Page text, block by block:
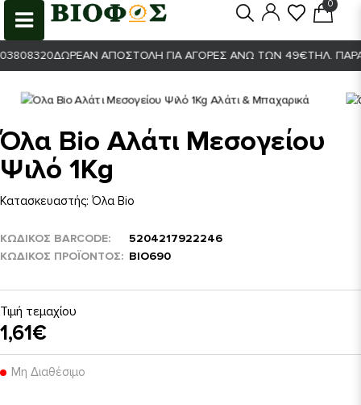
0
ΔΩΡΕΆΝ ΑΠΟΣΤΟΛΉ ΓΙΑ ΑΓΟΡΈΣ ΆΝΩ ΤΩΝ 49€ΤΗΛ.
Όλα Bio Αλάτι Μεσογείου
Ψιλό 1Kg
Κατασκευαστής: Όλα Bio
ΚΩΔΙΚΟΣ BARCODE
5204217922246
ΚΩΔΙΚΌΣ ΠΡΟΪΌΝΤΟΣ
ΒΙΟ690
Τιμή τεμαχίου
1,61€
Μη Διαθέσιμο